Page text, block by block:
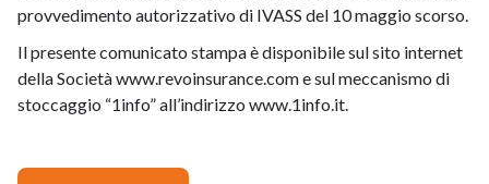
provvedimento autorizzativo di IVASS del 10 maggio scorso.
Il presente comunicato stampa è disponibile sul sito internet
della Societàwww.revoinsurance.come sul meccanismo di
stoccaggio “1info” all’indirizzo www.1info.it.